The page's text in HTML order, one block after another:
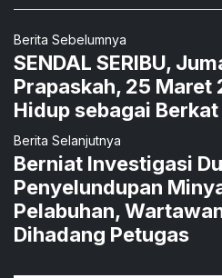
Berita Sebelumnya
SENDAL SERIBU,
Prapaskah, 25
Hidup sebagai
Berita Selanjutnya
Berniat Investigasi
Penyelundupan
Pelabuhan,
Dihadang Petugas